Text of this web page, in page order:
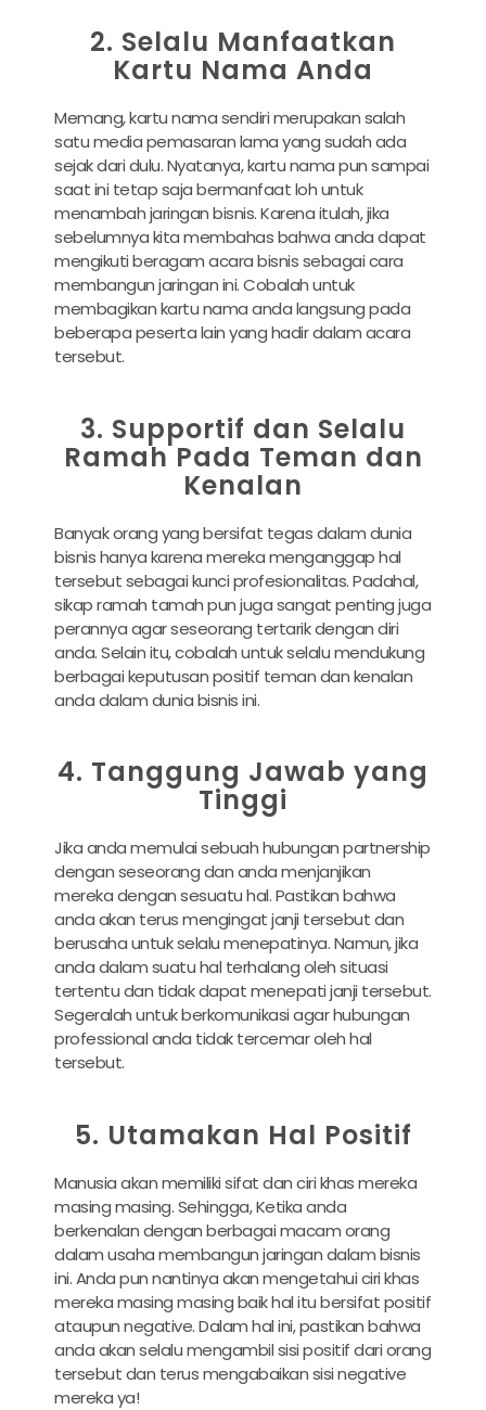
2. Selalu Manfaatkan
Kartu Nama Anda
Memang, kartu nama sendiri merupakan salah
satu media pemasaran lama yang sudah ada
sejak dari dulu. Nyatanya, kartu nama pun sampai
saat ini tetap saja bermanfaat loh untuk
menambah jaringan bisnis. Karena itulah, jika
sebelumnya kita membahas bahwa anda dapat
mengikuti beragam acara bisnis sebagai cara
membangun jaringan ini. Cobalah untuk
membagikan kartu nama anda langsung pada
beberapa peserta lain yang hadir dalam acara
tersebut.
3. Supportif dan Selalu
Ramah Pada Teman dan
Kenalan
Banyak orang yang bersifat tegas dalam dunia
bisnis hanya karena mereka menganggap hal
tersebut sebagai kunci profesionalitas. Padahal,
sikap ramah tamah pun juga sangat penting juga
perannya agar seseorang tertarik dengan diri
anda. Selain itu, cobalah untuk selalu mendukung
berbagai keputusan positif teman dan kenalan
anda dalam dunia bisnis ini.
4. Tanggung Jawab yang
Tinggi
Jika anda memulai sebuah hubungan partnership
dengan seseorang dan anda menjanjikan
mereka dengan sesuatu hal. Pastikan bahwa
anda akan terus mengingat janji tersebut dan
berusaha untuk selalu menepatinya. Namun, jika
anda dalam suatu hal terhalang oleh situasi
tertentu dan tidak dapat menepati janji tersebut.
Segeralah untuk berkomunikasi agar hubungan
professional anda tidak tercemar oleh hal
tersebut.
5. Utamakan Hal Positif
Manusia akan memiliki sifat dan ciri khas mereka
masing masing. Sehingga, Ketika anda
berkenalan dengan berbagai macam orang
dalam usaha membangun jaringan dalam bisnis
ini. Anda pun nantinya akan mengetahui ciri khas
mereka masing masing baik hal itu bersifat positif
ataupun negative. Dalam hal ini, pastikan bahwa
anda akan selalu mengambil sisi positif dari orang
tersebut dan terus mengabaikan sisi negative
mereka ya!